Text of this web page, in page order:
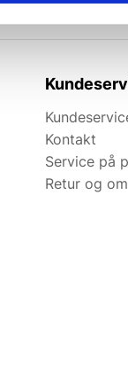
Kontakt
Service på
Retur og